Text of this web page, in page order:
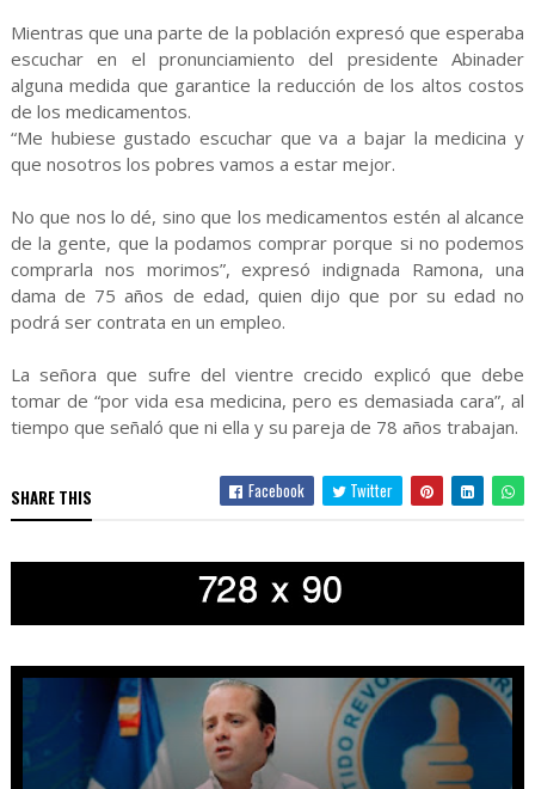
Mientras que una parte de la población expresó que esperaba
escuchar en el pronunciamiento del presidente Abinader
alguna medida que garantice la reducción de los altos costos
de los medicamentos.
“Me hubiese gustado escuchar que va a bajar la medicina y
que nosotros los pobres vamos a estar mejor.
No que nos lo dé, sino que los medicamentos estén al alcance
de la gente, que la podamos comprar porque si no podemos
comprarla nos morimos”, expresó indignada Ramona, una
dama de 75 años de edad, quien dijo que por su edad no
podrá ser contrata en un empleo.
La señora que sufre del vientre crecido explicó que debe
tomar de “por vida esa medicina, pero es demasiada cara”, al
tiempo que señaló que ni ella y su pareja de 78 años trabajan.
SHARE THIS Facebook Twitter